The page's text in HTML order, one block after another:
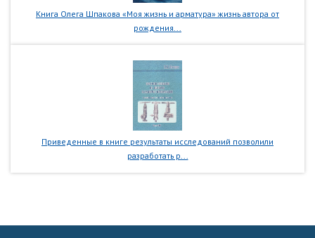
Книга Олега Шпакова «Моя жизнь и арматура» жизнь автора от
рождения...
Приведенные в книге результаты исследований позволили
разработать р...